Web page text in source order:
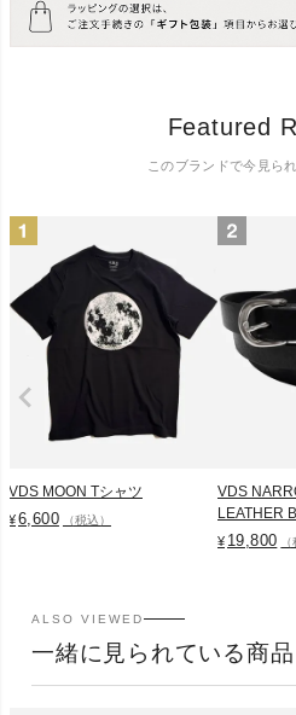
Featured
このブランドで今見ら
VDS MOON Tシャツ
¥6,600 （税込）
VDS
LEATHER
¥ 19,800
ALSO VIEWED
一緒に見られている商品